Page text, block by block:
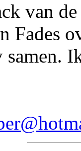
van
Fades
samen.